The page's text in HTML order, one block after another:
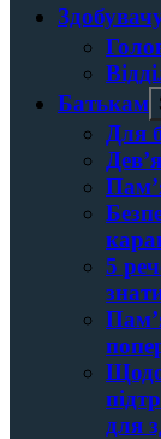
Батькам
Для
5
Щодо
для